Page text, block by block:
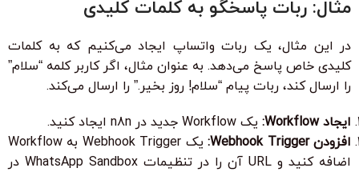
مثال: ربات پاسخگو به کلمات کلیدی
در این مثال، یک ربات واتساپ ایجاد می‌کنیم که به کلمات
کلیدی خاص پاسخ می‌دهد. به عنوان مثال، اگر کاربر کلمه “سلام”
را ارسال کند، ربات پیام “سلام! روز بخیر.” را ارسال می‌کند.
ایجاد Workflow:
یک Workflow جدید در n8n ایجاد کنید.
افزودن Webhook Trigger:
یک Webhook Trigger به Workflow
اضافه کنید و URL آن را در تنظیمات WhatsApp Sandbox در